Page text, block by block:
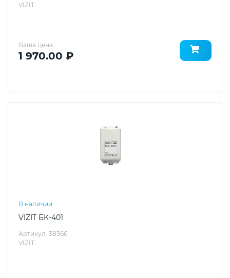
VIZIT
Ваша цена
1 970.00 ₽
В наличии
VIZIT БК-401
Артикул: 38366
VIZIT